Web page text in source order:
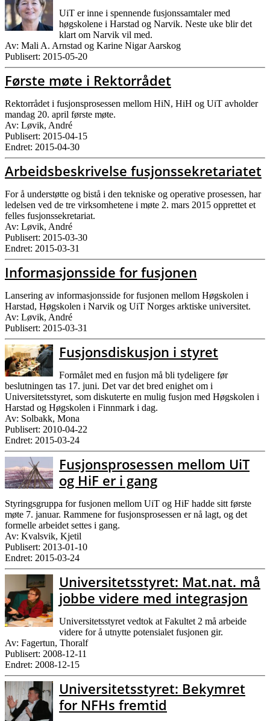
UiT er inne i spennende fusjonssamtaler med
høgskolene i Harstad og Narvik. Neste uke blir det
klart om Narvik vil med.
Av: Mali A. Arnstad og Karine Nigar Aarskog
Publisert: 2015-05-20
Første møte i Rektorrådet
Rektorrådet i fusjonsprosessen mellom HiN, HiH og UiT avholder
mandag 20. april første møte.
Av: Løvik, André
Publisert: 2015-04-15
Endret: 2015-04-30
Arbeidsbeskrivelse fusjonssekretariatet
For å understøtte og bistå i den tekniske og operative prosessen, har
ledelsen ved de tre virksomhetene i møte 2. mars 2015 opprettet et
felles fusjonssekretariat.
Av: Løvik, André
Publisert: 2015-03-30
Endret: 2015-03-31
Informasjonsside for fusjonen
Lansering av informasjonsside for fusjonen mellom Høgskolen i
Harstad, Høgskolen i Narvik og UiT Norges arktiske universitet.
Av: Løvik, André
Publisert: 2015-03-31
Fusjonsdiskusjon i styret
Formålet med en fusjon må bli tydeligere før
beslutningen tas 17. juni. Det var det bred enighet om i
Universitetsstyret, som diskuterte en mulig fusjon med Høgskolen i
Harstad og Høgskolen i Finnmark i dag.
Av: Solbakk, Mona
Publisert: 2010-04-22
Endret: 2015-03-24
Fusjonsprosessen mellom UiT
og HiF er i gang
Styringsgruppa for fusjonen mellom UiT og HiF hadde sitt første
møte 7. januar. Rammene for fusjonsprosessen er nå lagt, og det
formelle arbeidet settes i gang.
Av: Kvalsvik, Kjetil
Publisert: 2013-01-10
Endret: 2015-03-24
Universitetsstyret: Mat.nat. må
jobbe videre med integrasjon
Universitetsstyret vedtok at Fakultet 2 må arbeide
videre for å utnytte potensialet fusjonen gir.
Av: Fagertun, Thoralf
Publisert: 2008-12-11
Endret: 2008-12-15
Universitetsstyret: Bekymret
for NFHs fremtid